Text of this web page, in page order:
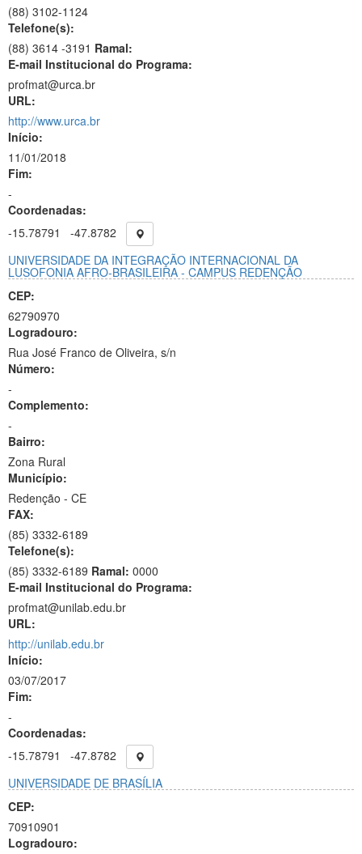
(88) 3102-1124
Telefone(s):
(88) 3614 -3191 Ramal:
E-mail Institucional do Programa:
profmat@urca.br
URL:
http://www.urca.br
Início:
11/01/2018
Fim:
-
Coordenadas:
-15.78791
-47.8782
UNIVERSIDADE DA INTEGRAÇÃO INTERNACIONAL DA
LUSOFONIA AFRO-BRASILEIRA - CAMPUS REDENÇÃO
CEP:
62790970
Logradouro:
Rua José Franco de Oliveira, s/n
Número:
-
Complemento:
-
Bairro:
Zona Rural
Município:
Redenção - CE
FAX:
(85) 3332-6189
Telefone(s):
(85) 3332-6189 Ramal: 0000
E-mail Institucional do Programa:
profmat@unilab.edu.br
URL:
http://unilab.edu.br
Início:
03/07/2017
Fim:
-
Coordenadas:
-15.78791
-47.8782
UNIVERSIDADE DE BRASÍLIA
CEP:
70910901
Logradouro: